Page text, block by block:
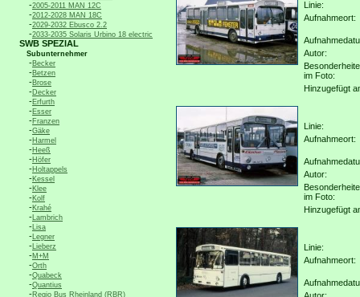
-2005-2011 MAN 12C
-2012-2028 MAN 18C
-2029-2032 Ebusco 2.2
-2033-2035 Solaris Urbino 18 electric
SWB SPEZIAL
Subunternehmer
-Becker
-Betzen
-Brose
-Decker
-Erfurth
-Esser
-Franzen
-Gäke
-Harmel
-Heeß
-Höfer
-Holtappels
-Kessel
-Klee
-Kolf
-Krahé
-Lambrich
-Lisa
-Legner
-Lieberz
-M+M
-Orth
-Quabeck
-Quantius
-Regio Bus Rheinland (RBR)
Linie:
Aufnahmeort:
Autor:
im Foto:
Hinzugefügt
Linie:
Aufnahmeort:
Autor:
im Foto:
Hinzugefügt
Linie:
Aufnahmeort: